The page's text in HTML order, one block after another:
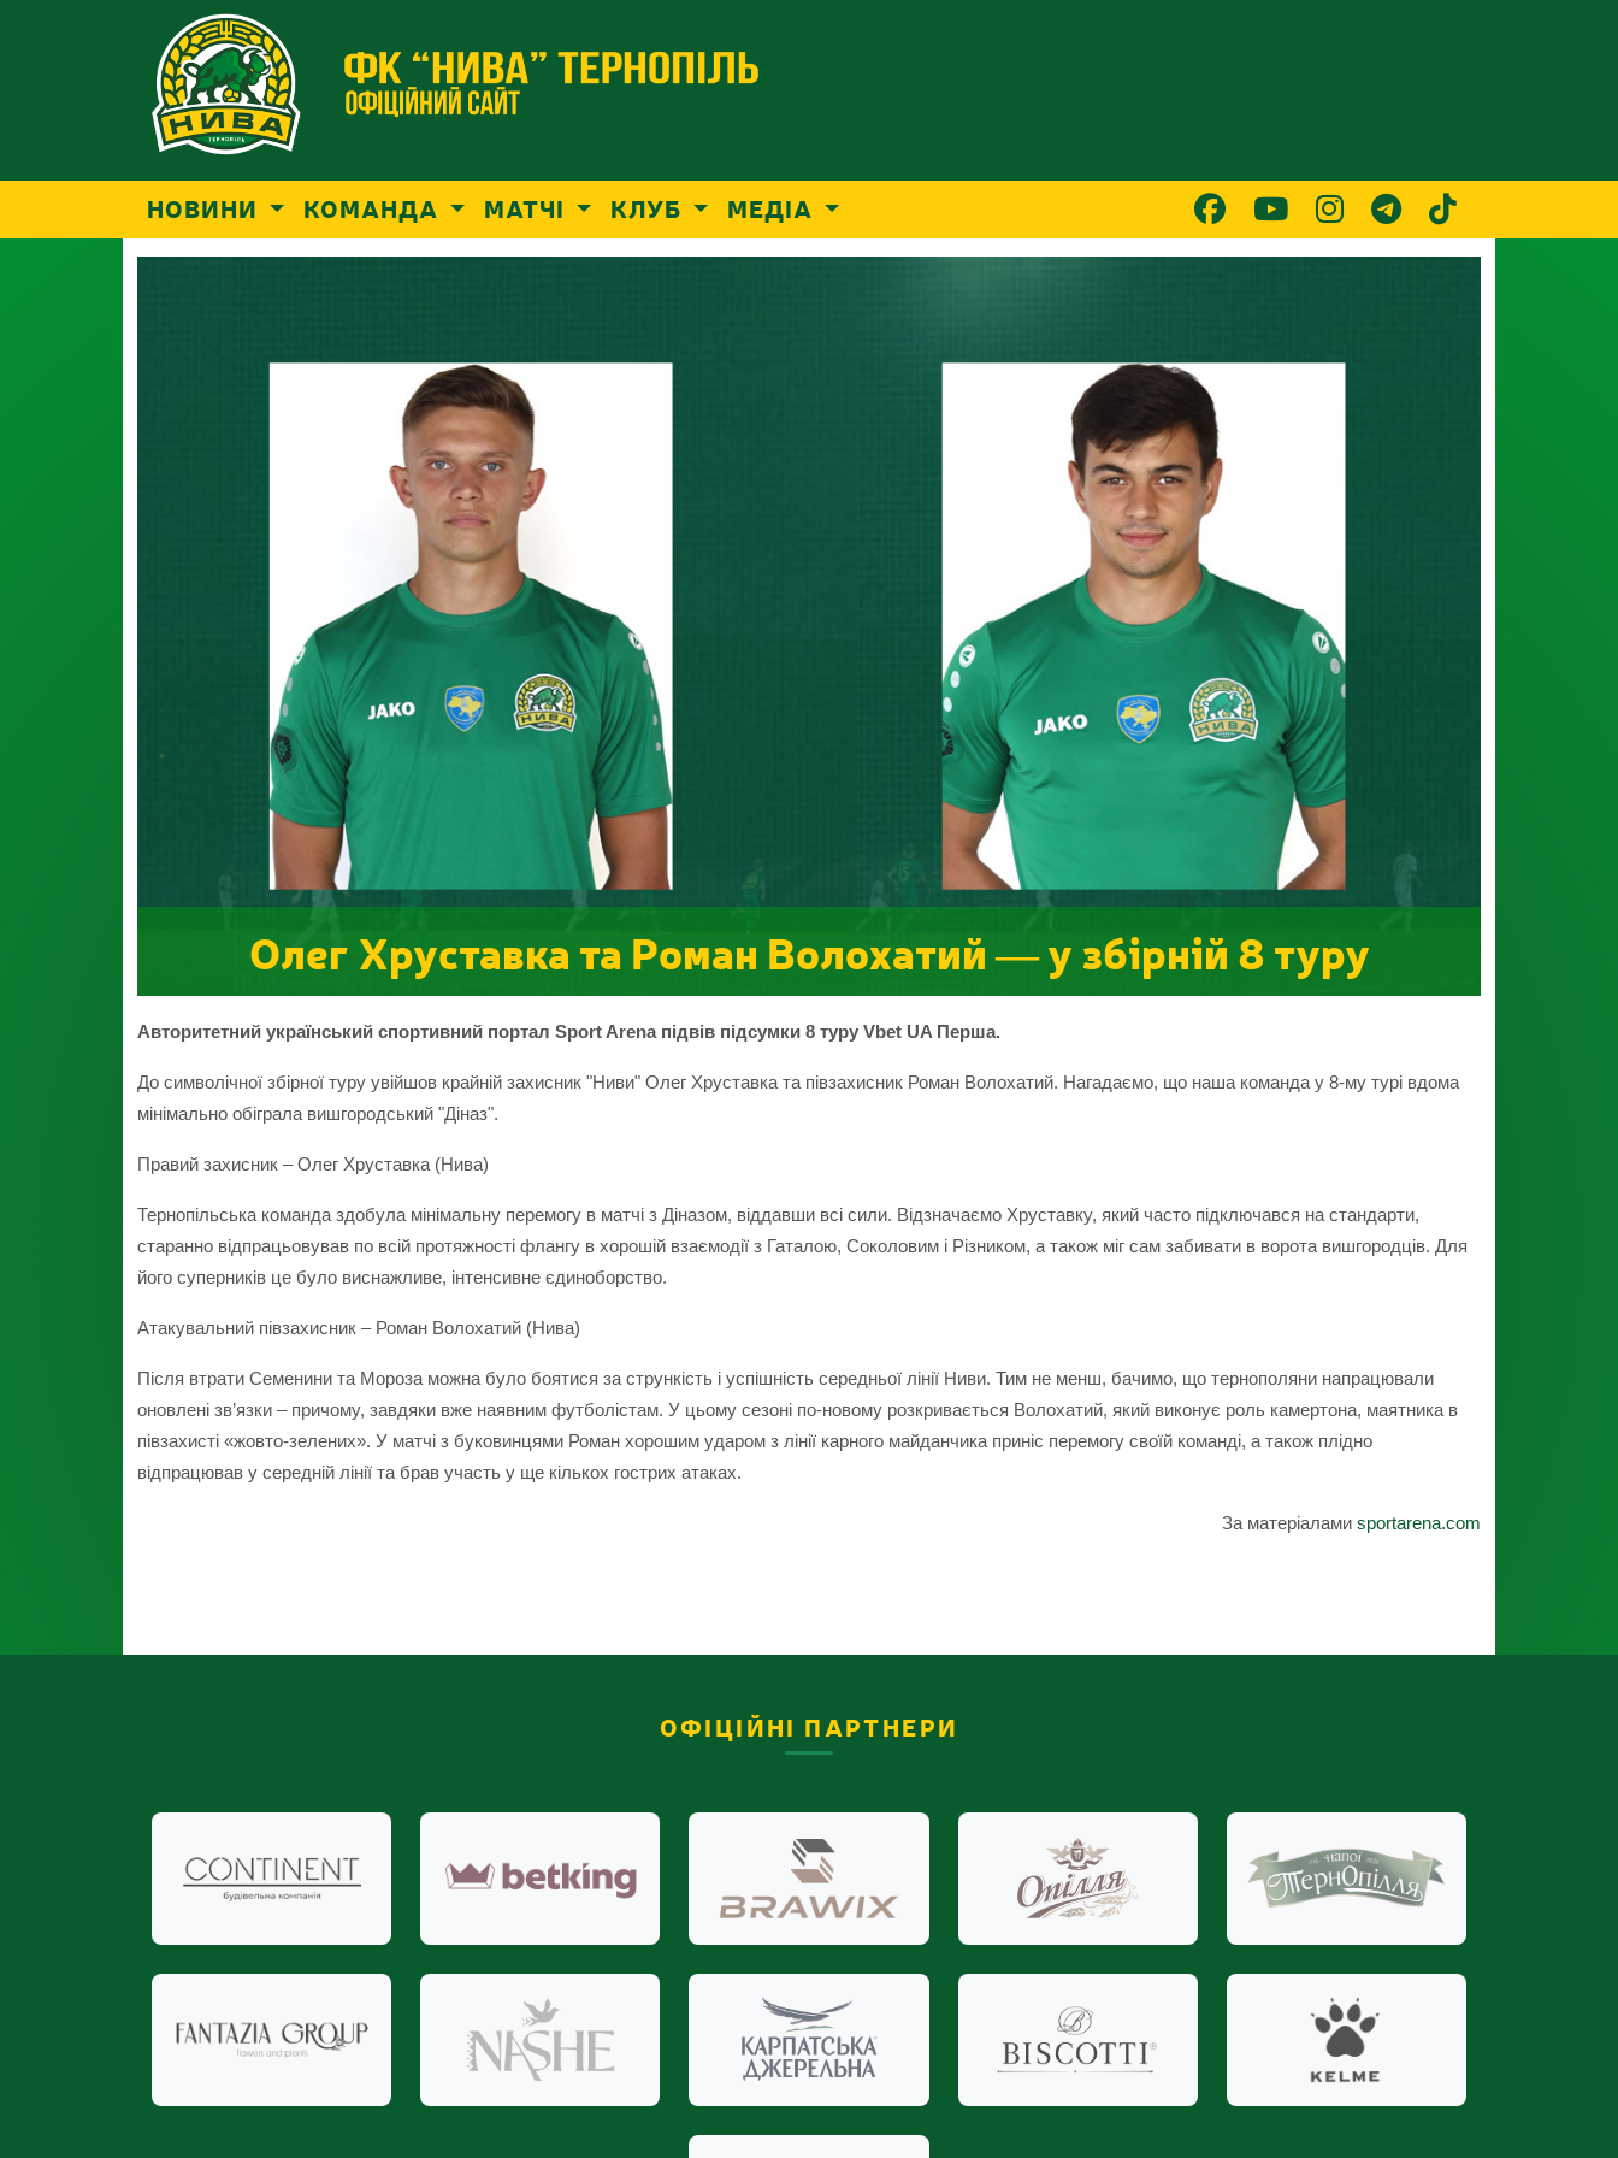
НОВИНИ КОМАНДА МАТЧІ КЛУБ МЕДІА
Олег Хруставка та Роман Волохатий — у збірній 8 туру
Авторитетний український спортивний портал Sport Arena підвів підсумки 8 туру Vbet UA Перша.
До символічної збірної туру увійшов крайній захисник "Ниви" Олег Хруставка та півзахисник Роман Волохатий. Нагадаємо, що наша команда у 8-му турі вдома
мінімально обіграла вишгородський "Діназ".
Правий захисник – Олег Хруставка (Нива)
Тернопільська команда здобула мінімальну перемогу в матчі з Діназом, віддавши всі сили. Відзначаємо Хруставку, який часто підключався на стандарти,
старанно відпрацьовував по всій протяжності флангу в хорошій взаємодії з Гаталою, Соколовим і Різником, а також міг сам забивати в ворота вишгородців. Для
його суперників це було виснажливе, інтенсивне єдиноборство.
Атакувальний півзахисник – Роман Волохатий (Нива)
Після втрати Семенини та Мороза можна було боятися за стрункість і успішність середньої лінії Ниви. Тим не менш, бачимо, що тернополяни напрацювали
оновлені зв’язки – причому, завдяки вже наявним футболістам. У цьому сезоні по-новому розкривається Волохатий, який виконує роль камертона, маятника в
півзахисті «жовто-зелених». У матчі з буковинцями Роман хорошим ударом з лінії карного майданчика приніс перемогу своїй команді, а також плідно
відпрацював у середній лінії та брав участь у ще кількох гострих атаках.
За матеріалами sportarena.com
ОФІЦІЙНІ ПАРТНЕРИ